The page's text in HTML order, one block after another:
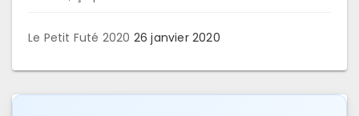
Le Petit Futé 2020 26 janvier 2020